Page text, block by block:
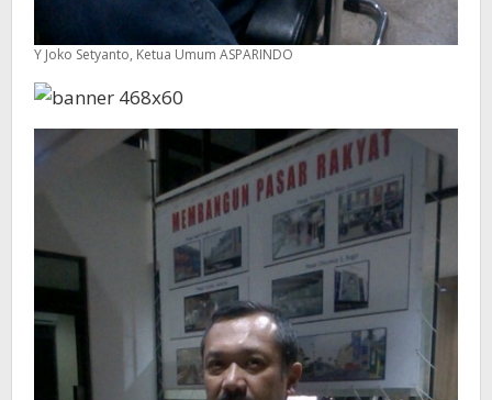
Y Joko Setyanto, Ketua Umum ASPARINDO